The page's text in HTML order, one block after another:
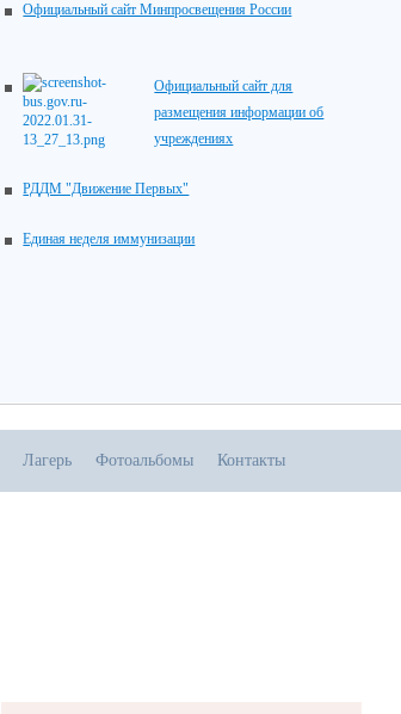
Официальный сайт Минпросвещения России
Официальный сайт для
размещения информации об
учреждениях
РДДМ "Движение Первых"
Единая неделя иммунизации
Лагерь Фотоальбомы Контакты